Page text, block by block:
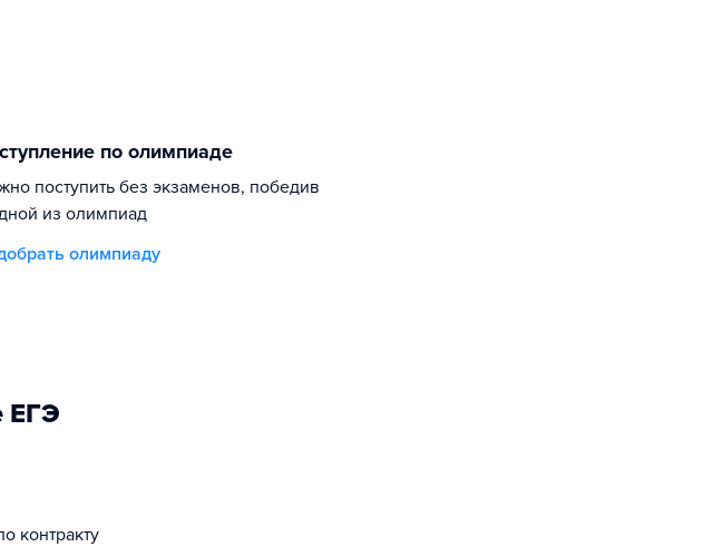
по олимпиаде
поступить без экзаменов, победив
из олимпиад
олимпиаду
ЕГЭ
контракту